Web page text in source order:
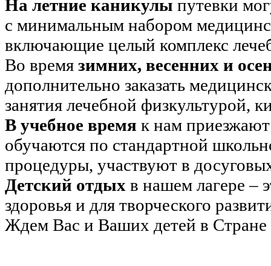
На летние каникулы путевки
с минимальным набором
включающие целый комплекс
Во время зимних, весенних и
дополнительно заказать
занятия лечебной физкультурой,
В учебное время к нам
обучаются по стандартной
процедуры, участвуют в
Детский отдых в нашем лагере –
здоровья и для творческого
Ждем Вас и Ваших детей в Стране